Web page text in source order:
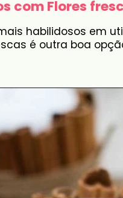
com Flores
habilidosos em
é outra boa